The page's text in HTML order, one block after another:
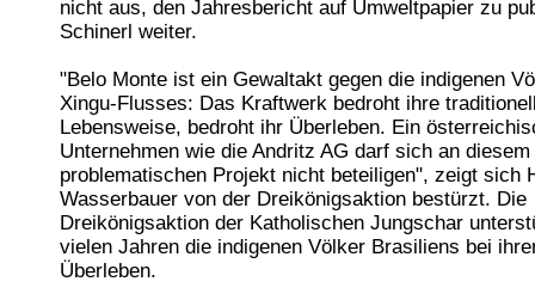
nicht aus, den Jahresbericht auf Umweltpapier zu
Schinerl weiter.
"Belo Monte ist ein Gewaltakt gegen die indigenen
Xingu-Flusses: Das Kraftwerk bedroht ihre
Lebensweise, bedroht ihr Überleben. Ein
Unternehmen wie die Andritz AG darf sich an
problematischen Projekt nicht beteiligen", zeigt sich
Wasserbauer von der Dreikönigsaktion bestürzt. Die
Dreikönigsaktion der Katholischen Jungschar
vielen Jahren die indigenen Völker Brasiliens bei
Überleben.